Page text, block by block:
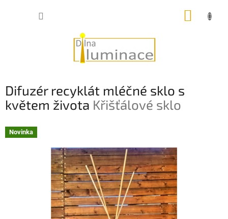
Difuzér recyklát mléčné sklo s
květem života Křišťálové sklo
Novinka